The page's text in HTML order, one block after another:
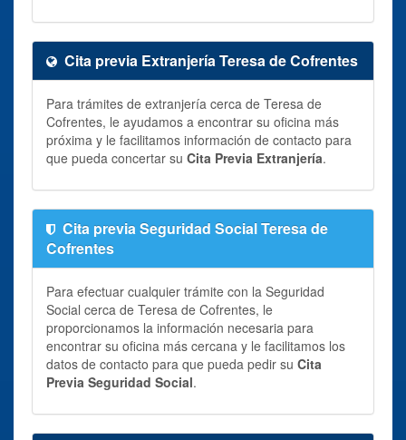
Cita previa Extranjería Teresa de Cofrentes
Para trámites de extranjería cerca de Teresa de
Cofrentes, le ayudamos a encontrar su oficina más
próxima y le facilitamos información de contacto para
que pueda concertar su Cita Previa Extranjería.
Cita previa Seguridad Social Teresa de
Cofrentes
Para efectuar cualquier trámite con la Seguridad
Social cerca de Teresa de Cofrentes, le
proporcionamos la información necesaria para
encontrar su oficina más cercana y le facilitamos los
datos de contacto para que pueda pedir su Cita
Previa Seguridad Social.